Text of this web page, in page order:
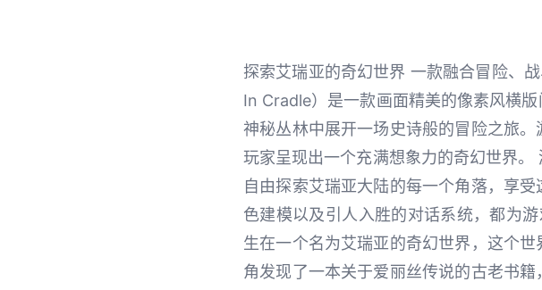
探索艾瑞亚的奇幻世界 一款融合冒险、
In Cradle）是一款画面精美的像素风横
神秘丛林中展开一场史诗般的冒险之旅
玩家呈现出一个充满想象力的奇幻世界
自由探索艾瑞亚大陆的每一个角落，享
色建模以及引人入胜的对话系统，都为
生在一个名为艾瑞亚的奇幻世界，这个
角发现了一本关于爱丽丝传说的古老书